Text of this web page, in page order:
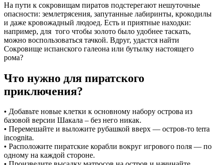
На пути к сокровищам пиратов подстерегают нешуточные
опасности: землетрясения, запутанные лабиринты, крокодилы
и даже кровожадный людоед. Есть и приятные находки:
например, для того чтобы золото было удобнее таскать,
можно воспользоваться тачкой. Вдруг, удастся найти
Сокровище испанского галеона или бутылку настоящего
рома?
Что нужно для пиратского
приключения?
• Добавьте новые клетки к основному набору острова из
базовой версии Шакала – без него никак.
• Перемешайте и выложите рубашкой вверх — остров-то terra
incognita.
• Расположите пиратские корабли вокруг игрового поля — по
одному на каждой стороне.